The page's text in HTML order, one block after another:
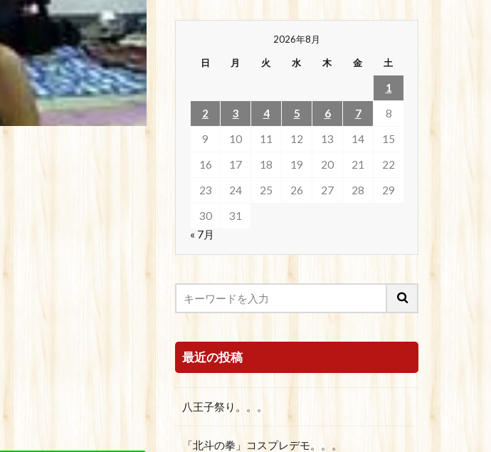
2026年8月
日 月 火 水 木 金 土
1
2
3 4 5 6 7
8
9
10 11 12 13 14
15
16
17 18 19 20 21
22
23
24 25 26 27 28
29
30
31
« 7月
最近の投稿
八王子祭り。。。
「北斗の拳」コスプレデモ。。。